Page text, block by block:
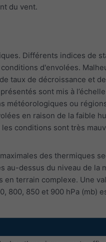
du vent.
Différents indices de
d'envolées.
taux de décroissance et
sont mis à
météorologiques ou
en raison de la faible
conditions sont très
des thermiques
au-dessus du niveau de la
terrain complexe. Une
800, 850 et 900 hPa (mb)